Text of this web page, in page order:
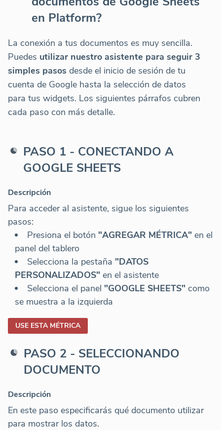
en Platform?
La conexión a tus documentos es muy sencilla.
Puedes utilizar nuestro asistente para seguir 3
simples pasos desde el inicio de sesión de tu
cuenta de Google hasta la selección de datos
para tus widgets. Los siguientes párrafos cubren
cada paso con más detalle.
PASO 1 - CONECTANDO A
GOOGLE SHEETS
Descripción
Para acceder al asistente, sigue los siguientes
pasos:
Presiona el botón "AGREGAR MÉTRICA" en el
panel del tablero
Selecciona la pestaña "DATOS
PERSONALIZADOS" en el asistente
Selecciona el panel "GOOGLE SHEETS" como
se muestra a la izquierda
USE ESTA MÉTRICA
PASO 2 - SELECCIONANDO
DOCUMENTO
Descripción
En este paso especificarás qué documento utilizar
para mostrar los datos.